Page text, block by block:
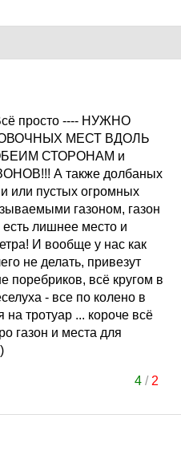
просто ---- НУЖНО
МЕСТ ВДОЛЬ
СТОРОНАМ и
А также долбаных
или пустых огромных
газоном, газон
есть лишнее место и
И вообще у нас как
не делать, привезут
всё кругом в
- все по колено в
на тротуар ... короче всё
газон и места для
4/ 2